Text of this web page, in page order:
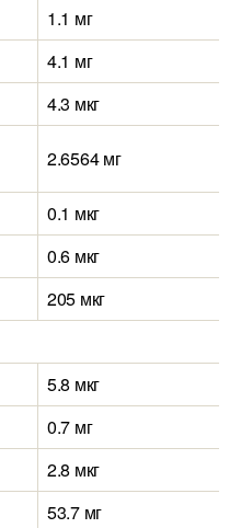
1.1 мг
4.1 мг
4.3 мкг
2.6564 мг
0.1 мкг
0.6 мкг
205 мкг
5.8 мкг
0.7 мг
2.8 мкг
53.7 мг